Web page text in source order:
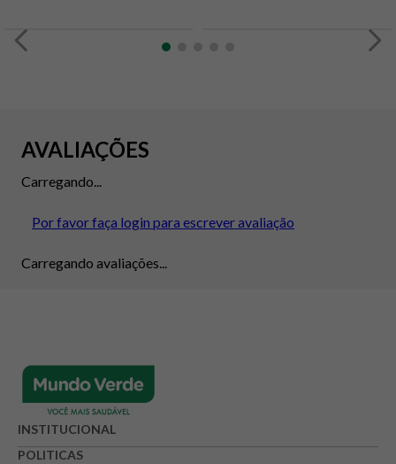
AVALIAÇÕES
Carregando...
Por favor faça login para escrever avaliação
Carregando avaliações...
INSTITUCIONAL
POLITICAS